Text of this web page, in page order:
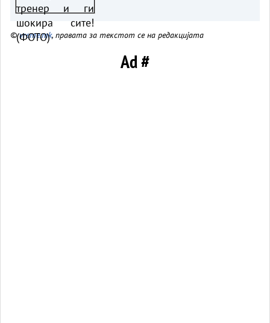
©vreme.mk, правата за текстот се на редакцијата
Ad #